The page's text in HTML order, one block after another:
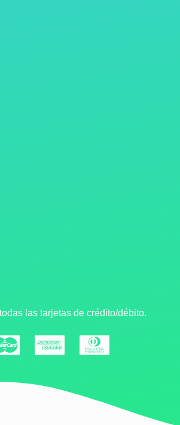
las tarjetas de crédito/débito.